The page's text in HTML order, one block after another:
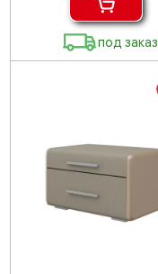
под заказ